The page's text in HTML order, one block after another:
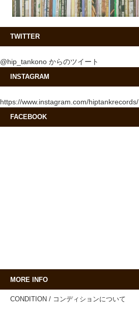
TWITTER
@hip_tankono からのツイート
INSTAGRAM
https://www.instagram.com/hiptankrecords/
FACEBOOK
MORE INFO
CONDITION / コンディションについて